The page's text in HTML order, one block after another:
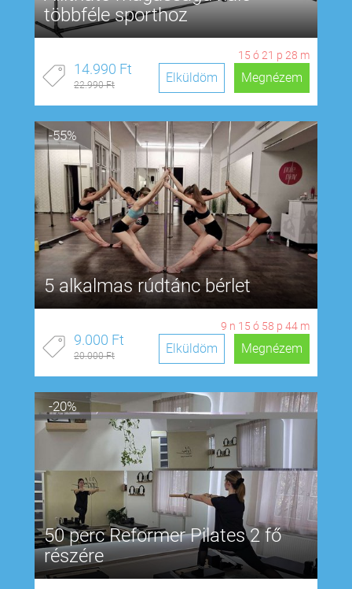
többféle sporthoz
15 ó 21 p 27 m
14.990 Ft
22.990 Ft Megnézem
Elküldöm
-55%
5 alkalmas rúdtánc bérlet
9 n 15 ó 58 p 43 m
9.000 Ft
20.000 Ft Megnézem
Elküldöm
-20%
50 perc Reformer Pilates 2 fő
részére